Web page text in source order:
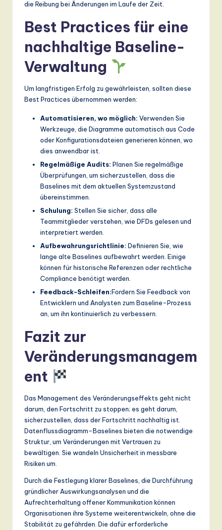
die Reibung bei Änderungen im Laufe der Zeit.
Best Practices für eine
nachhaltige Baseline-
Verwaltung
Um langfristigen Erfolg zu gewährleisten, sollten diese
Best Practices übernommen werden:
Automatisieren, wo möglich: Verwenden Sie
Werkzeuge, die Diagramme automatisch aus Code
oder Konfigurationsdateien generieren können, wo
dies anwendbar ist.
Regelmäßige Audits: Planen Sie regelmäßige
Überprüfungen, um sicherzustellen, dass die
Baselines mit dem aktuellen Systemzustand
übereinstimmen.
Schulung: Stellen Sie sicher, dass alle
Teammitglieder verstehen, wie DFDs gelesen und
interpretiert werden.
Aufbewahrungsrichtlinie: Definieren Sie, wie
lange alte Baselines aufbewahrt werden. Einige
können für historische Referenzen oder rechtliche
Compliance benötigt werden.
Feedback-Schleifen:Fordern Sie Feedback von
Entwicklern und Analysten zum Baseline-Prozess
an, um ihn kontinuierlich zu verbessern.
Fazit zur
Veränderungsmanagem
ent
Das Management des Veränderungseffekts geht nicht
darum, den Fortschritt zu stoppen; es geht darum,
sicherzustellen, dass der Fortschritt nachhaltig ist.
Datenflussdiagramm-Baselines bieten die notwendige
Struktur, um Veränderungen mit Vertrauen zu
bewältigen. Sie wandeln Unsicherheit in messbare
Risiken um.
Durch die Festlegung klarer Baselines, die Durchführung
gründlicher Auswirkungsanalysen und die
Aufrechterhaltung offener Kommunikation können
Organisationen ihre Systeme weiterentwickeln, ohne die
Stabilität zu gefährden. Die dafür erforderliche